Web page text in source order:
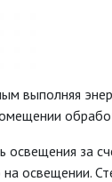
выполняя
за
освещении.